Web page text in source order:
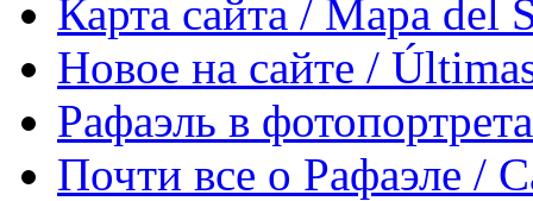
Карта сайта / Mapa del
Новое на сайте /
Рафаэль в
Почти все о Рафаэле /